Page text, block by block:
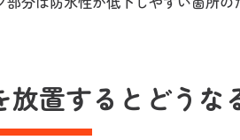
放置するとどうな